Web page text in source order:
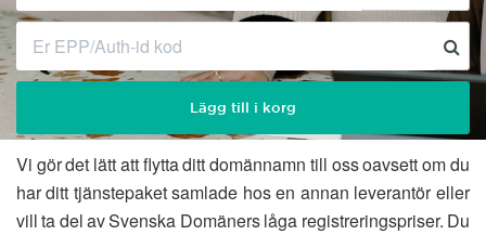
Lägg till i korg
Vi gör det lätt att flytta ditt domännamn till oss oavsett om du
har ditt tjänstepaket samlade hos en annan leverantör eller
vill ta del av Svenska Domäners låga registreringspriser. Du